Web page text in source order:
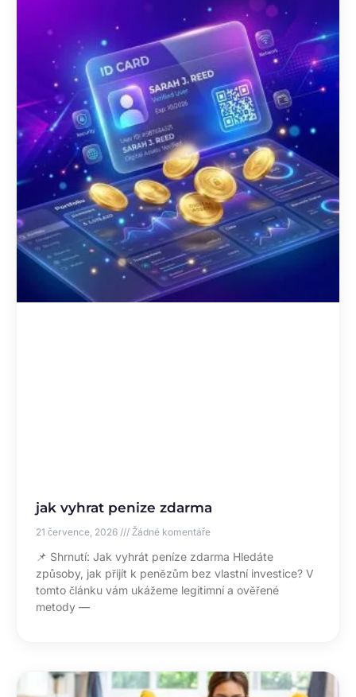
jak vyhrat penize zdarma
21 července, 2026 Žádné komentáře
📌 Shrnutí: Jak vyhrát peníze zdarma Hledáte
způsoby, jak přijít k penězům bez vlastní investice? V
tomto článku vám ukážeme legitimní a ověřené
metody —